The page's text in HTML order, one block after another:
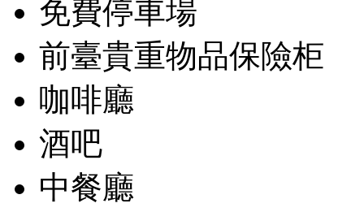
免費停車場
前臺貴重物品保險柜
咖啡廳
酒吧
中餐廳